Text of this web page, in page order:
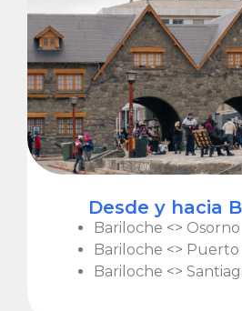
Desde y hacia
Bariloche <> Osorno
Bariloche <>
Bariloche <>